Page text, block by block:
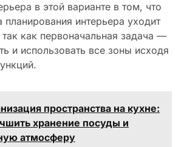
в этой варианте в том, что
планирования интерьера уходит
как первоначальная задача —
и использовать все зоны исходя
пространства на кухне:
хранение посуды и
атмосферу